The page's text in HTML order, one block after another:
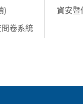
)
卷系統
資安暨